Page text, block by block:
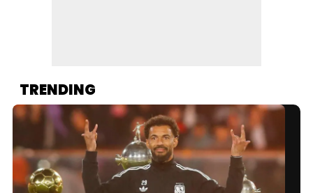
TRENDING